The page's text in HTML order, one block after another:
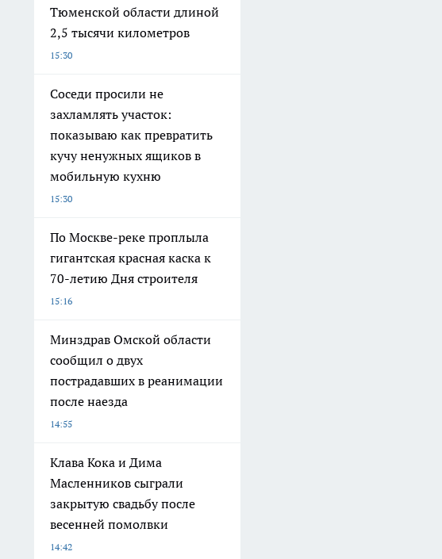
Тюменской области длиной
2,5 тысячи километров
15:30
Соседи просили не
захламлять участок:
показываю как превратить
кучу ненужных ящиков в
мобильную кухню
15:30
По Москве-реке проплыла
гигантская красная каска к
70-летию Дня строителя
15:16
Минздрав Омской области
сообщил о двух
пострадавших в реанимации
после наезда
14:55
Клава Кока и Дима
Масленников сыграли
закрытую свадьбу после
весенней помолвки
14:42